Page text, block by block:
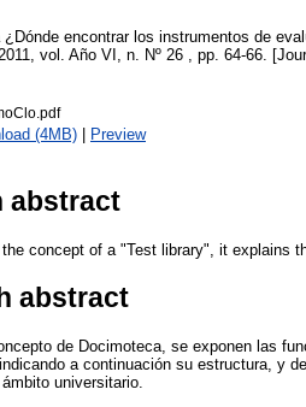
¿Dónde encontrar los instrumentos de
2011, vol. Año VI, n. Nº 26 , pp. 64-66.
(4MB) | Preview
abstract
concept of a "Test library", it explains
abstract
de Docimoteca, se exponen las
a continuación su estructura, y
universitario.